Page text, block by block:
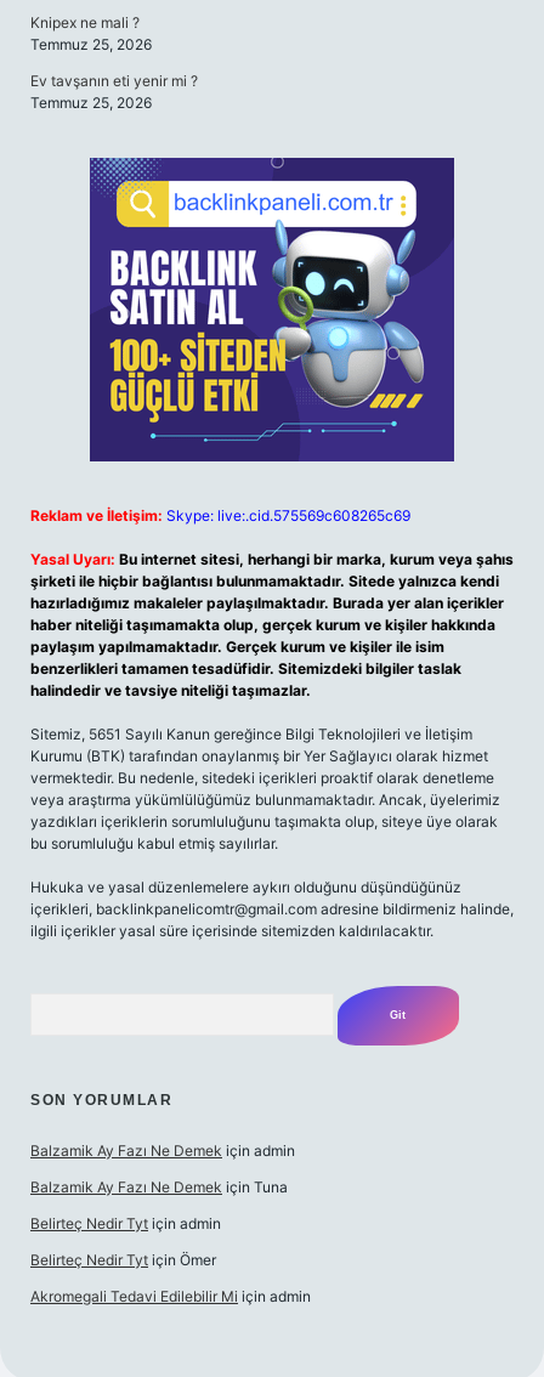
Knipex ne mali ?
Temmuz 25, 2026
Ev tavşanın eti yenir mi ?
Temmuz 25, 2026
Reklam ve İletişim: Skype: live:.cid.575569c608265c69
Yasal Uyarı: Bu internet sitesi, herhangi bir marka, kurum veya şahıs
şirketi ile hiçbir bağlantısı bulunmamaktadır. Sitede yalnızca kendi
hazırladığımız makaleler paylaşılmaktadır. Burada yer alan içerikler
haber niteliği taşımamakta olup, gerçek kurum ve kişiler hakkında
paylaşım yapılmamaktadır. Gerçek kurum ve kişiler ile isim
benzerlikleri tamamen tesadüfidir. Sitemizdeki bilgiler taslak
halindedir ve tavsiye niteliği taşımazlar.
Sitemiz, 5651 Sayılı Kanun gereğince Bilgi Teknolojileri ve İletişim
Kurumu (BTK) tarafından onaylanmış bir Yer Sağlayıcı olarak hizmet
vermektedir. Bu nedenle, sitedeki içerikleri proaktif olarak denetleme
veya araştırma yükümlülüğümüz bulunmamaktadır. Ancak, üyelerimiz
yazdıkları içeriklerin sorumluluğunu taşımakta olup, siteye üye olarak
bu sorumluluğu kabul etmiş sayılırlar.
Hukuka ve yasal düzenlemelere aykırı olduğunu düşündüğünüz
içerikleri, backlinkpanelicomtr@gmail.com adresine bildirmeniz halinde,
ilgili içerikler yasal süre içerisinde sitemizden kaldırılacaktır.
SON YORUMLAR
Balzamik Ay Fazı Ne Demek için admin
Balzamik Ay Fazı Ne Demek için Tuna
Belirteç Nedir Tyt için admin
Belirteç Nedir Tyt için Ömer
Akromegali Tedavi Edilebilir Mi için admin